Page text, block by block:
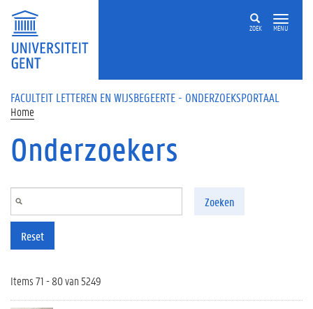
Overslaan en naar de inhoud gaan
ZOEK MENU
FACULTEIT LETTEREN EN WIJSBEGEERTE - ONDERZOEKSPORTAAL
Home
Onderzoekers
Zoeken
Reset
Items 71 - 80 van 5249